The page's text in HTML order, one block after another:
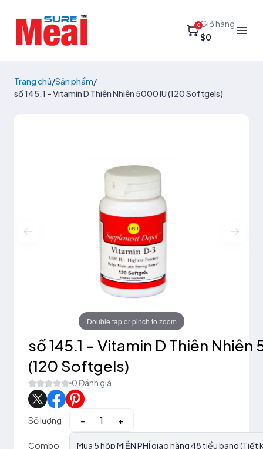
0Giỏ hàng
$0
Trang chủ/Sản phẩm/
số 145.1 – Vitamin D Thiên Nhiên 5000 IU (120 Softgels)
Double tap or pinch to zoom
số 145.1 – Vitamin D Thiên
(120 Softgels)
0 Đánh giá
Số lượng − +
Combo Mua 5 hộp MIỄN PHÍ giao hàng 48 tiểu bang (Tiết